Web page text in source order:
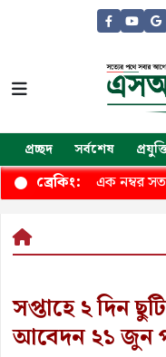
প্রচ্ছদ সর্বশেষ
ব্রেকিং:এক নম্বর সতর্কতা
সপ্তাহে ২ দিন
আবেদন ২১ জুন